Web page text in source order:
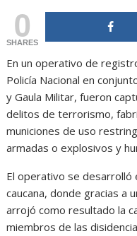
0
SHARES
En un operativo de
Policía Nacional en
y Gaula Militar, fueron
delitos de terrorismo,
municiones de uso
armadas o explosivos y
El operativo se desarrolló
caucana, donde gracias a
arrojó como resultado la
miembros de las